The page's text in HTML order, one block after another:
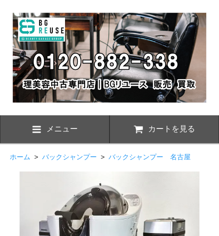
メニュー カートを見る
ホーム > バックシャンプー > バックシャンプー 名古屋